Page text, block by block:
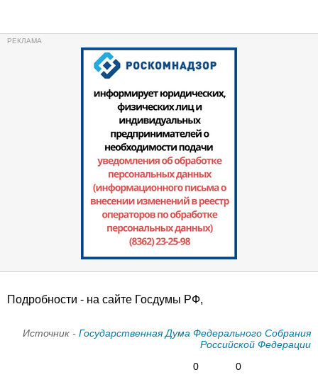
Подробности - на сайте Госдумы РФ,
Источник - Государственная Дума Федерального Собрания
Российской Федерации
0
0